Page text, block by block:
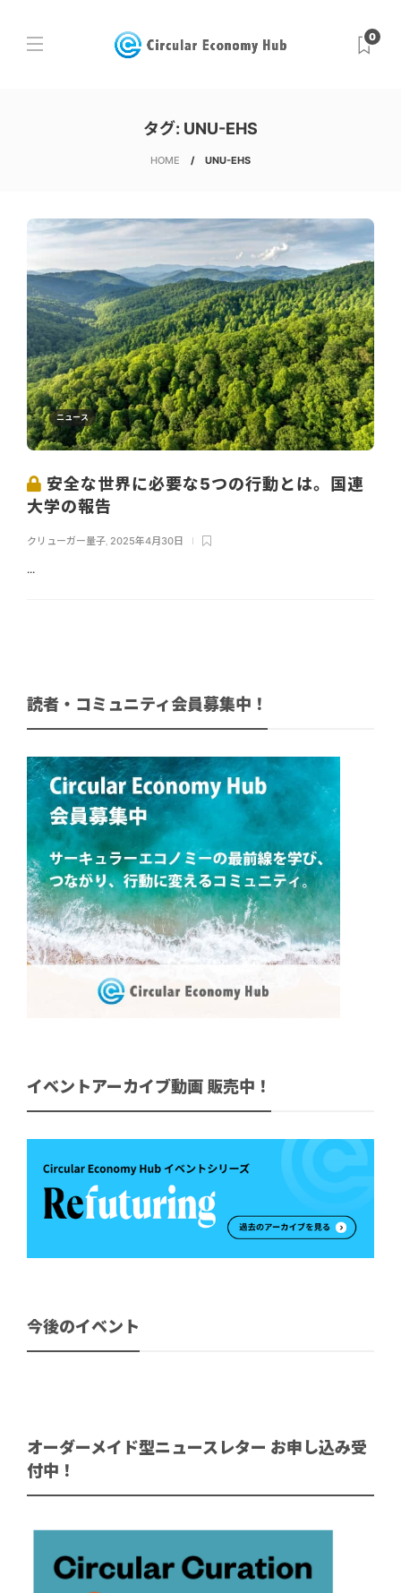
0
タグ: UNU-EHS
HOME UNU-EHS
ニュース
安全な世界に必要な5つの行動とは。国連
大学の報告
クリューガー量子 2025年4月30日
...
読者・コミュニティ会員募集中！
イベントアーカイブ動画 販売中！
今後のイベント
オーダーメイド型ニュースレター お申し込み受
付中！